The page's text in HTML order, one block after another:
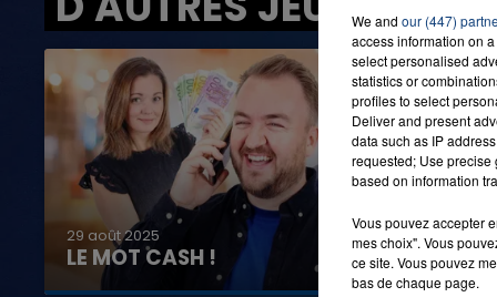
16h00 - 20h00
LA TEAM DU WEEK-END
29 août 2025
LE MOT CASH !
We and our (447)
access information on
select personalised
statistics or
profiles to select
Deliver and present
data such as IP
requested; Use precise
based on information
Vous pouvez accepter
mes choix". Vous
ce site. Vous pouvez
bas de chaque page.